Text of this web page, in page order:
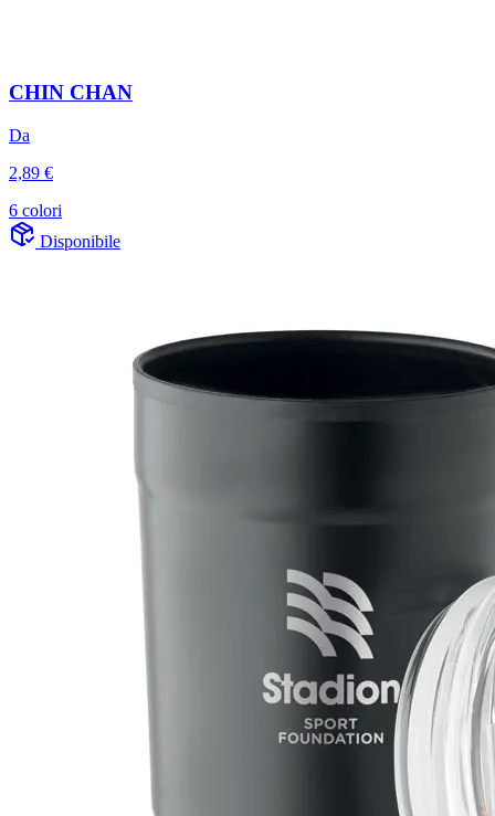
CHIN CHAN
Da
2,89 €
6 colori
Disponibile